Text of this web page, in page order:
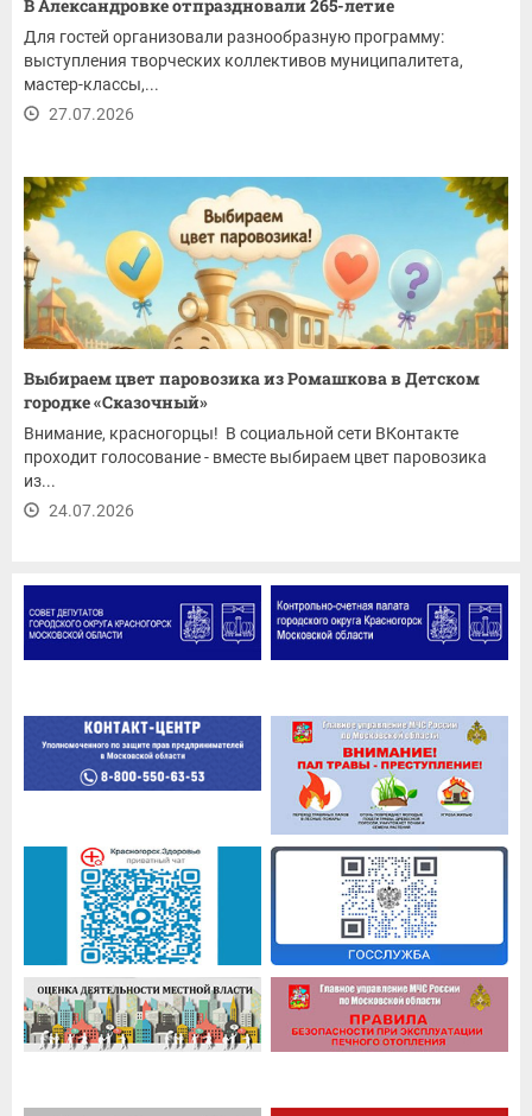
В Александровке отпраздновали 265-летие
Для гостей организовали разнообразную программу:
выступления творческих коллективов муниципалитета,
мастер-классы,...
27.07.2026
Выбираем цвет паровозика из Ромашкова в Детском
городке «Сказочный»
Внимание, красногорцы! В социальной сети ВКонтакте
проходит голосование - вместе выбираем цвет паровозика
из...
24.07.2026